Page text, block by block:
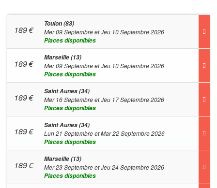
189€
Toulon (83)
Mer 09 Septembre et Jeu 10 Septembre 2026
Places disponibles
189€
Marseille (13)
Mer 09 Septembre et Jeu 10 Septembre 2026
Places disponibles
189€
Saint Aunes (34)
Mer 16 Septembre et Jeu 17 Septembre 2026
Places disponibles
189€
Saint Aunes (34)
Lun 21 Septembre et Mar 22 Septembre 2026
Places disponibles
189€
Marseille (13)
Mer 23 Septembre et Jeu 24 Septembre 2026
Places disponibles